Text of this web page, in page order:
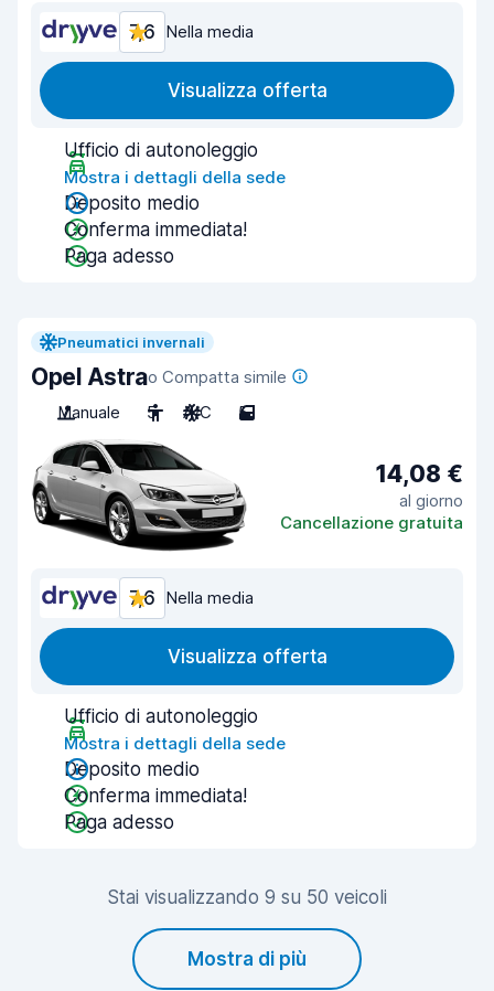
7,6 Nella media
Visualizza offerta
Ufficio di autonoleggio
Mostra i dettagli della sede
Deposito medio
Conferma immediata!
Paga adesso
Pneumatici invernali
Opel Astrao Compatta simile
Manuale
5 A/C 5
14,08 €
al giorno
Cancellazione gratuita
7,6 Nella media
Visualizza offerta
Ufficio di autonoleggio
Mostra i dettagli della sede
Deposito medio
Conferma immediata!
Paga adesso
Stai visualizzando 9 su 50 veicoli
Mostra di più